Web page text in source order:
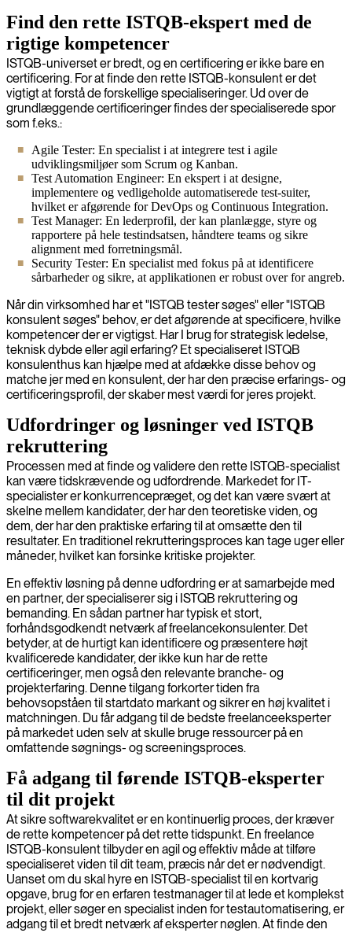
Find den rette ISTQB-ekspert med de
rigtige kompetencer
ISTQB-universet er bredt, og en certificering er ikke bare en
certificering. For at finde den rette ISTQB-konsulent er det
vigtigt at forstå de forskellige specialiseringer. Ud over de
grundlæggende certificeringer findes der specialiserede spor
som f.eks.:
Agile Tester: En specialist i at integrere test i agile
udviklingsmiljøer som Scrum og Kanban.
Test Automation Engineer: En ekspert i at designe,
implementere og vedligeholde automatiserede test-suiter,
hvilket er afgørende for DevOps og Continuous Integration.
Test Manager: En lederprofil, der kan planlægge, styre og
rapportere på hele testindsatsen, håndtere teams og sikre
alignment med forretningsmål.
Security Tester: En specialist med fokus på at identificere
sårbarheder og sikre, at applikationen er robust over for angreb.
Når din virksomhed har et "ISTQB tester søges" eller "ISTQB
konsulent søges" behov, er det afgørende at specificere, hvilke
kompetencer der er vigtigst. Har I brug for strategisk ledelse,
teknisk dybde eller agil erfaring? Et specialiseret ISTQB
konsulenthus kan hjælpe med at afdække disse behov og
matche jer med en konsulent, der har den præcise erfarings- og
certificeringsprofil, der skaber mest værdi for jeres projekt.
Udfordringer og løsninger ved ISTQB
rekruttering
Processen med at finde og validere den rette ISTQB-specialist
kan være tidskrævende og udfordrende. Markedet for IT-
specialister er konkurrencepræget, og det kan være svært at
skelne mellem kandidater, der har den teoretiske viden, og
dem, der har den praktiske erfaring til at omsætte den til
resultater. En traditionel rekrutteringsproces kan tage uger eller
måneder, hvilket kan forsinke kritiske projekter.
En effektiv løsning på denne udfordring er at samarbejde med
en partner, der specialiserer sig i ISTQB rekruttering og
bemanding. En sådan partner har typisk et stort,
forhåndsgodkendt netværk af freelancekonsulenter. Det
betyder, at de hurtigt kan identificere og præsentere højt
kvalificerede kandidater, der ikke kun har de rette
certificeringer, men også den relevante branche- og
projekterfaring. Denne tilgang forkorter tiden fra
behovsopståen til startdato markant og sikrer en høj kvalitet i
matchningen. Du får adgang til de bedste freelanceeksperter
på markedet uden selv at skulle bruge ressourcer på en
omfattende søgnings- og screeningsproces.
Få adgang til førende ISTQB-eksperter
til dit projekt
At sikre softwarekvalitet er en kontinuerlig proces, der kræver
de rette kompetencer på det rette tidspunkt. En freelance
ISTQB-konsulent tilbyder en agil og effektiv måde at tilføre
specialiseret viden til dit team, præcis når det er nødvendigt.
Uanset om du skal hyre en ISTQB-specialist til en kortvarig
opgave, brug for en erfaren testmanager til at lede et komplekst
projekt, eller søger en specialist inden for testautomatisering, er
adgang til et bredt netværk af eksperter nøglen. At finde den